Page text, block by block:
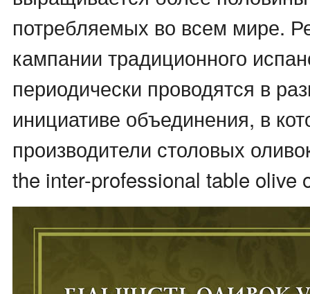
потребляемых во всем мире.
кампании традиционного
периодически проводятся в
инициативе объединения, в
производители столовых
the inter-professional table olive